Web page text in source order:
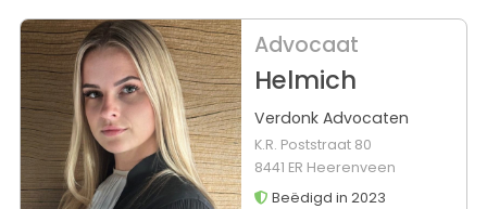
Advocaat
Helmich
Verdonk Advocaten
K.R. Poststraat 80
8441 ER Heerenveen
Beëdigd in 2023